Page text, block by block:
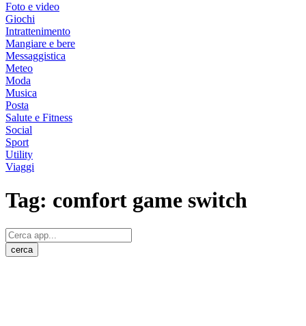
Foto e video
Giochi
Intrattenimento
Mangiare e bere
Messaggistica
Meteo
Moda
Musica
Posta
Salute e Fitness
Social
Sport
Utility
Viaggi
Tag: comfort game switch